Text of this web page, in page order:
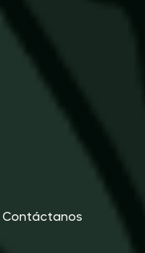
Contáctanos